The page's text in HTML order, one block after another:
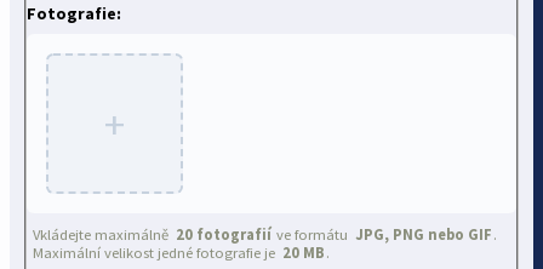
Fotografie:
+
Vkládejte maximálně 20 fotografií ve formátu JPG, PNG nebo GIF .
Maximální velikost jedné fotografie je 20 MB .